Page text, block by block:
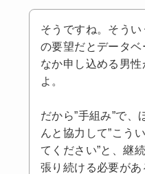
そうですね。そう
の要望だとデータ
なか申し込める男
よ。
だから”手組み”で、
んと協力して”こう
てください”と、継
張り続ける必要が